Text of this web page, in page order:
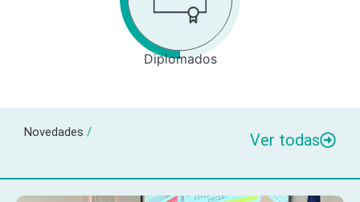
Diplomados
Novedades / Ver todas